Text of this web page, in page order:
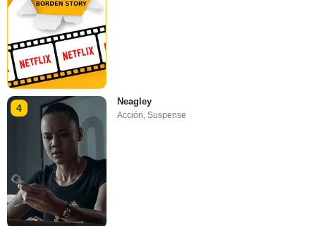
4
Neagley
Acción ,Suspense